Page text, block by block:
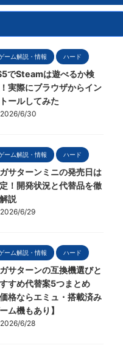
ーム解説・情報 ハード
でSteamは遊べるか検
実際にブラウザからイン
ールしてみた
2026/6/30
ーム解説・情報 ハード
サターンミニの発売日は
！開発状況と代替品を徹
説
2026/6/29
ーム解説・情報 ハード
サターンの互換機選びと
すめ代替案5つまとめ
価格ならエミュ・搭載済み
ム機もあり】
2026/6/28